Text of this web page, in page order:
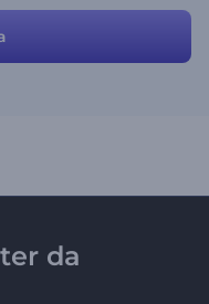
deles. Você é livre para
para uma introdução
de negócios.
da